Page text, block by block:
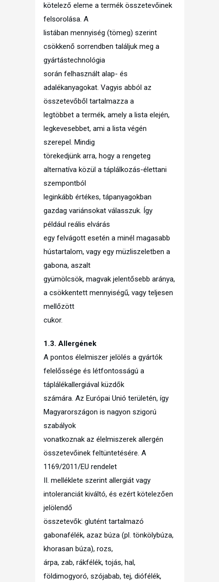
kötelező eleme a termék összetevőinek
felsorolása. A
listában mennyiség (tömeg) szerint
csökkenő sorrendben találjuk meg a
gyártástechnológia
során felhasznált alap- és
adalékanyagokat. Vagyis abból az
összetevőből tartalmazza a
legtöbbet a termék, amely a lista elején,
legkevesebbet, ami a lista végén
szerepel. Mindig
törekedjünk arra, hogy a rengeteg
alternatíva közül a táplálkozás-élettani
szempontból
leginkább értékes, tápanyagokban
gazdag variánsokat válasszuk. Így
például reális elvárás
egy felvágott esetén a minél magasabb
hústartalom, vagy egy müzliszeletben a
gabona, aszalt
gyümölcsök, magvak jelentősebb aránya,
a csökkentett mennyiségű, vagy teljesen
mellőzött
cukor.
1.3. Allergének
A pontos élelmiszer jelölés a gyártók
felelőssége és létfontosságú a
táplálékallergiával küzdők
számára. Az Európai Unió területén, így
Magyarországon is nagyon szigorú
szabályok
vonatkoznak az élelmiszerek allergén
összetevőinek feltüntetésére. A
1169/2011/EU rendelet
II. melléklete szerint allergiát vagy
intoleranciát kiváltó, és ezért kötelezően
jelölendő
összetevők: glutént tartalmazó
gabonafélék, azaz búza (pl. tönkölybúza,
khorasan búza), rozs,
árpa, zab, rákfélék, tojás, hal,
földimogyoró, szójabab, tej, diófélék,